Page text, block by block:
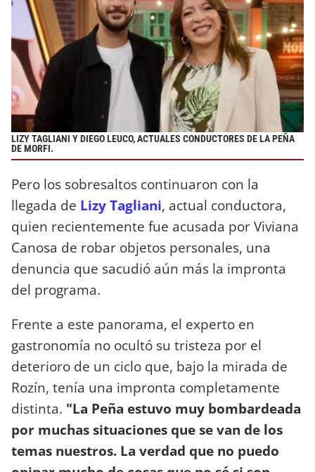
LIZY TAGLIANI Y DIEGO LEUCO, ACTUALES CONDUCTORES DE LA PEÑA
DE MORFI.
Pero los sobresaltos continuaron con la
llegada de Lizy Tagliani, actual conductora,
quien recientemente fue acusada por Viviana
Canosa de robar objetos personales, una
denuncia que sacudió aún más la impronta
del programa.
Frente a este panorama, el experto en
gastronomía no ocultó su tristeza por el
deterioro de un ciclo que, bajo la mirada de
Rozín, tenía una impronta completamente
distinta. "La Peña estuvo muy bombardeada
por muchas situaciones que se van de los
temas nuestros. La verdad que no puedo